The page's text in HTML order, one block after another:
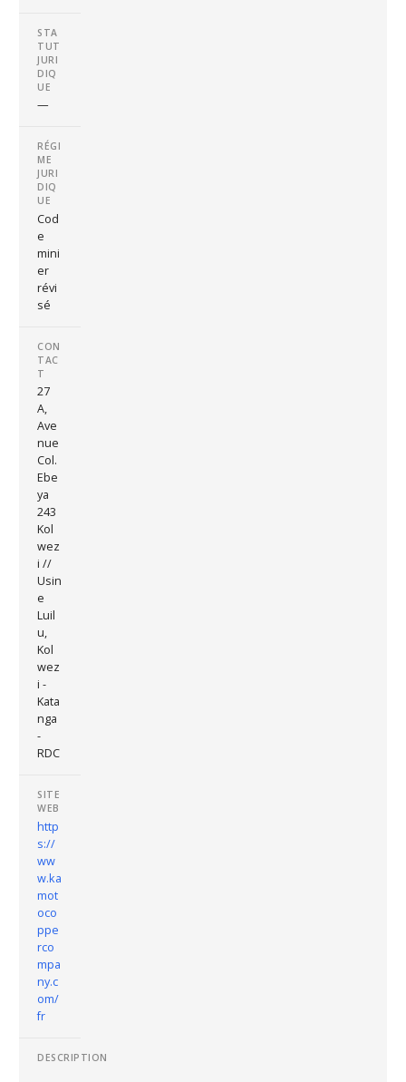
STA
TUT
JURI
DIQ
UE
—
RÉGI
ME
JURI
DIQ
UE
Cod
e
mini
er
révi
sé
CON
TAC
T
27
A,
Ave
nue
Col.
Ebe
ya
243
Kol
wez
i //
Usin
e
Luil
u,
Kol
wez
i -
Kata
nga
-
RDC
SITE
WEB
http
s://
ww
w.ka
mot
oco
ppe
rco
mpa
ny.c
om/
fr
DESCRIPTION